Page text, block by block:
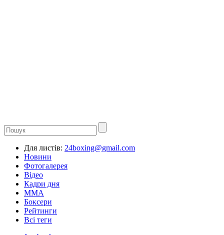
Для листів: 24boxing@gmail.com
Новини
Фотогалерея
Відео
Кадри дня
ММА
Боксери
Рейтинги
Всі теги